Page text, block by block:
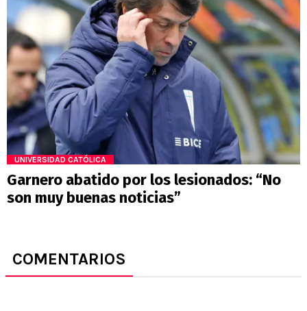
UNIVERSIDAD CATÓLICA
Garnero abatido por los lesionados: “No
son muy buenas noticias”
COMENTARIOS